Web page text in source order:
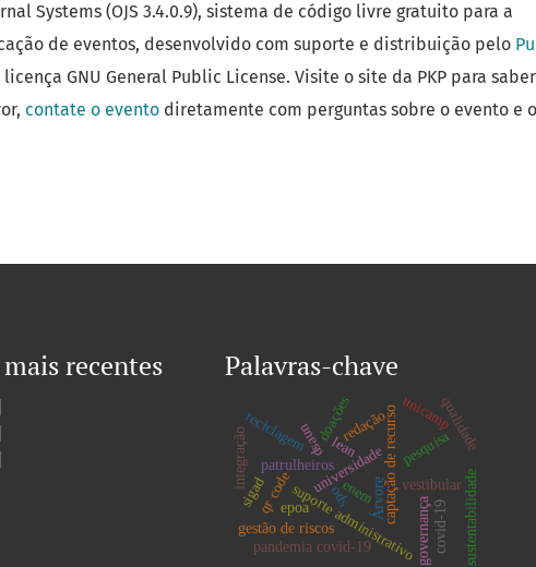
Systems (OJS 3.4.0.9), sistema de código livre gratuito para a
de eventos, desenvolvido com suporte e distribuição pelo
licença GNU General Public License. Visite o site da PKP para
contate o evento diretamente com perguntas sobre o evento e o
recentes Palavras-chave
pesquisa
captação de recurso
universidade
suporte administrativo
patrulheiros
redação
enem vestibular
unicamp
governança
unesp
gestão de riscos
Árvore
qr code
covid-19
doações
sustentabilidade
ods
reciclagem
pandemia covid-19
epoa
lean qualidade
sigad
integração